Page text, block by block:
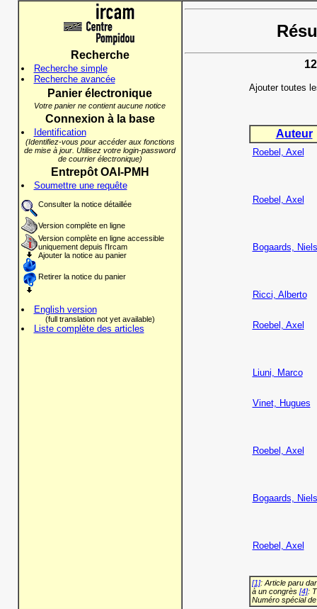
Recherche
Recherche simple
Recherche avancée
Panier électronique
Votre panier ne contient aucune notice
Connexion à la base
Identification
(Identifiez-vous pour accéder aux fonctions
de mise à jour. Utilisez votre login-password
de courrier électronique)
Entrepôt OAI-PMH
Soumettre une requête
Consulter la notice détaillée
Version complète en ligne
Version complète en ligne accessible
uniquement depuis l'Ircam
Ajouter la notice au panier
Retirer la notice du panier
English version
(full translation not yet available)
Liste complète des articles
Ajouter toutes
Auteur
Roebel, Axel
Roebel, Axel
Bogaards, Niels
Ricci, Alberto
Roebel, Axel
Liuni, Marco
Vinet, Hugues
Roebel, Axel
Bogaards, Niels
Roebel, Axel
[1]: Article paru
à un congrès [4]:
Numéro spécial